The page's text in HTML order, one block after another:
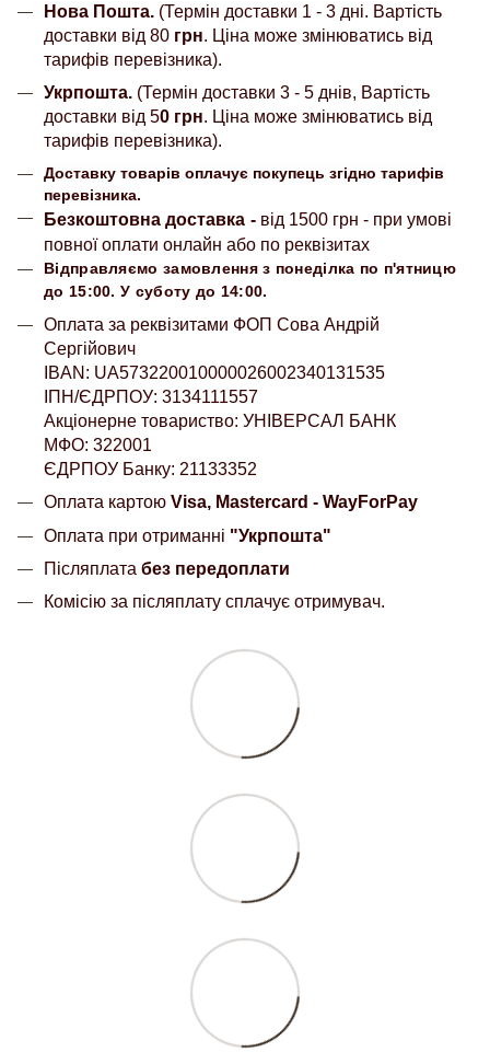
Нова Пошта. (Термін доставки 1 - 3 дні. Вартість
доставки від 80 грн. Ціна може змінюватись від
тарифів перевізника).
Укрпошта. (Термін доставки 3 - 5 днів, Вартість
доставки від 50 грн. Ціна може змінюватись від
тарифів перевізника).
Доставку товарів оплачує покупець згідно тарифів
перевізника.
Безкоштовна доставка - від 1500 грн - при умові
повної оплати онлайн або по реквізитах
Відправляємо замовлення з понеділка по п'ятницю
до 15:00. У суботу до 14:00.
Оплата за реквізитами ФОП Сова Андрій
Сергійович
IBAN: UA573220010000026002340131535
ІПН/ЄДРПОУ: 3134111557
Акціонерне товариство: УНІВЕРСАЛ БАНК
МФО: 322001
ЄДРПОУ Банку: 21133352
Оплата картою Visa, Mastercard - WayForPay
Оплата при отриманні "Укрпошта"
Післяплата без передоплати
Комісію за післяплату сплачує отримувач.